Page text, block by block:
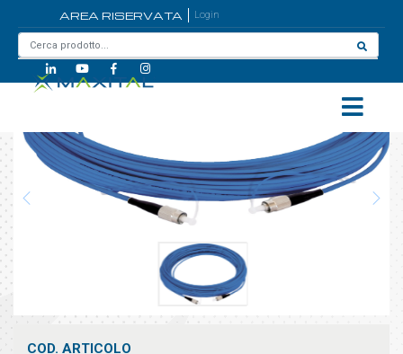
AREA RISERVATA Login
Home / BFA150
COD. ARTICOLO